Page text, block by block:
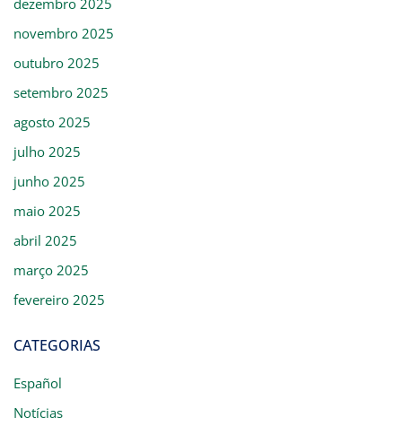
dezembro 2025
novembro 2025
outubro 2025
setembro 2025
agosto 2025
julho 2025
junho 2025
maio 2025
abril 2025
março 2025
fevereiro 2025
CATEGORIAS
Español
Notícias